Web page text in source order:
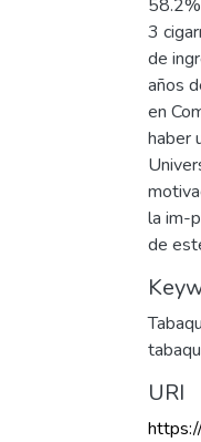
3
de
años
en
haber
la im-
de
URI